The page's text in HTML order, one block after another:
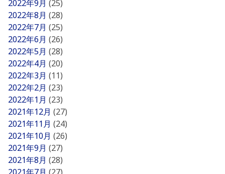
2022年9月 (25)
2022年8月 (28)
2022年7月 (25)
2022年6月 (26)
2022年5月 (28)
2022年4月 (20)
2022年3月 (11)
2022年2月 (23)
2022年1月 (23)
2021年12月 (27)
2021年11月 (24)
2021年10月 (26)
2021年9月 (27)
2021年8月 (28)